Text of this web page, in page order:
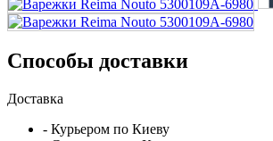
Способы доставки
Доставка
- Курьером по Киеву